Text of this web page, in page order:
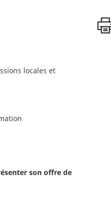
locales et
son offre de